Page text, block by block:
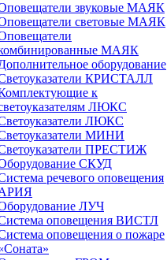
звуковые МАЯК
световые МАЯК
МАЯК
оборудование
КРИСТАЛЛ
к
ЛЮКС
ЛЮКС
МИНИ
ПРЕСТИЖ
СКУД
речевого оповещения
ЛУЧ
оповещения ВИСТЛ
оповещения о пожаре